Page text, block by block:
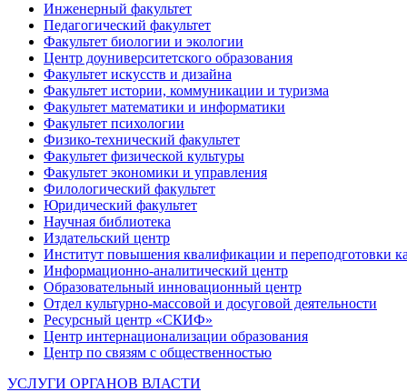
Инженерный факультет
Педагогический факультет
Факультет биологии и экологии
Центр доуниверситетского образования
Факультет искусств и дизайна
Факультет истории, коммуникации и туризма
Факультет математики и информатики
Факультет психологии
Физико-технический факультет
Факультет физической культуры
Факультет экономики и управления
Филологический факультет
Юридический факультет
Научная библиотека
Издательский центр
Институт повышения квалификации и переподготовки
Информационно-аналитический центр
Образовательный инновационный центр
Отдел культурно-массовой и досуговой деятельности
Ресурсный центр «СКИФ»
Центр интернационализации образования
Центр по связям с общественностью
УСЛУГИ ОРГАНОВ ВЛАСТИ